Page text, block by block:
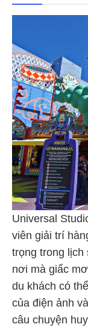
Universal
viên giải trí
trọng trong
nơi mà giấc
du khách có
của điện ảnh
câu chuyện